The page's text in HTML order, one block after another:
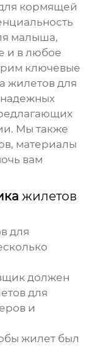
кормящей
малыша,
и в любое
ключевые
жилетов для
Мы также
материалы
вам
жилетов
для
должен
для
и
жилет был